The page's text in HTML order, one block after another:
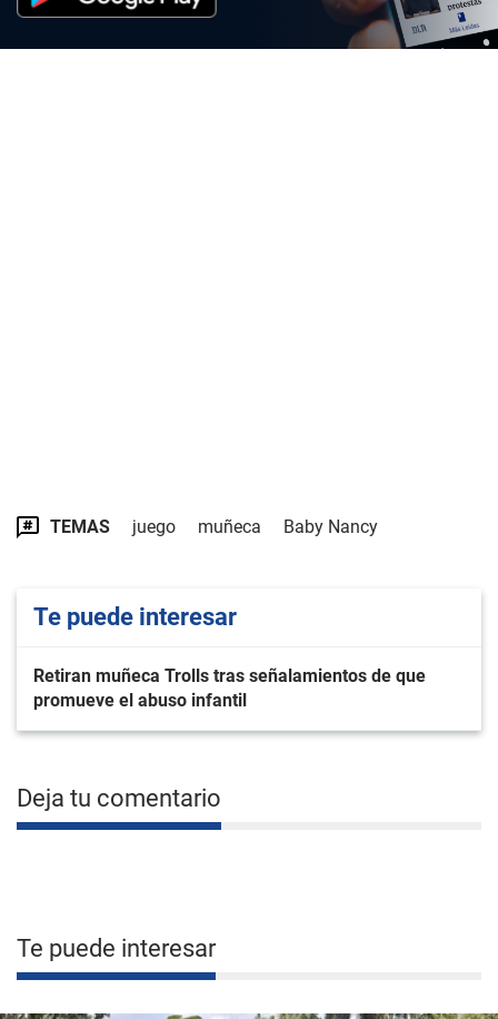
TEMAS juego muñeca Baby Nancy
Te puede interesar
Retiran muñeca Trolls tras señalamientos de que
promueve el abuso infantil
Deja tu comentario
Te puede interesar